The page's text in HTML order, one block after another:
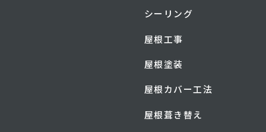
シーリング
屋根工事
屋根塗装
屋根カバー工法
屋根葺き替え